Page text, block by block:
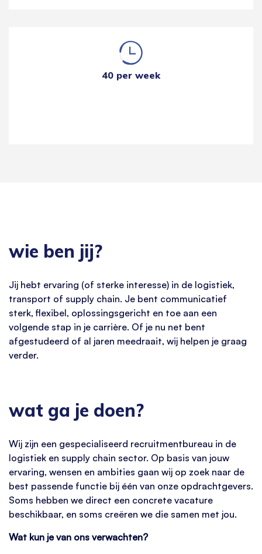
40 per week
wie ben jij?
Jij hebt ervaring (of sterke interesse) in de logistiek,
transport of supply chain. Je bent communicatief
sterk, flexibel, oplossingsgericht en toe aan een
volgende stap in je carrière. Of je nu net bent
afgestudeerd of al jaren meedraait, wij helpen je graag
verder.
wat ga je doen?
Wij zijn een gespecialiseerd recruitmentbureau in de
logistiek en supply chain sector. Op basis van jouw
ervaring, wensen en ambities gaan wij op zoek naar de
best passende functie bij één van onze opdrachtgevers.
Soms hebben we direct een concrete vacature
beschikbaar, en soms creëren we die samen met jou.
Wat kun je van ons verwachten?